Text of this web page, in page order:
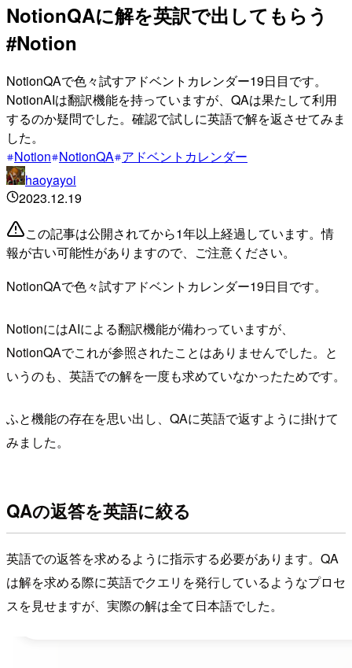
NotionQAに解を英訳で出してもらう
#Notion
NotionQAで色々試すアドベントカレンダー19日目です。
NotionAIは翻訳機能を持っていますが、QAは果たして利用
するのか疑問でした。確認で試しに英語で解を返させてみま
した。
Notion NotionQA アドベントカレンダー
haoyayoi
2023.12.19
この記事は公開されてから1年以上経過しています。情
報が古い可能性がありますので、ご注意ください。
NotionQAで色々試すアドベントカレンダー19日目です。
NotionにはAIによる翻訳機能が備わっていますが、
NotionQAでこれが参照されたことはありませんでした。と
いうのも、英語での解を一度も求めていなかったためです。
ふと機能の存在を思い出し、QAに英語で返すように掛けて
みました。
QAの返答を英語に絞る
英語での返答を求めるように指示する必要があります。QA
は解を求める際に英語でクエリを発行しているようなプロセ
スを見せますが、実際の解は全て日本語でした。